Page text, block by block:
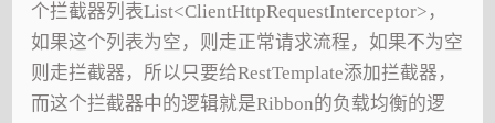
个拦截器列表List<ClientHttpRequestInterceptor>，
如果这个列表为空，则走正常请求流程，如果不为空
则走拦截器，所以只要给RestTemplate添加拦截器，
而这个拦截器中的逻辑就是Ribbon的负载均衡的逻